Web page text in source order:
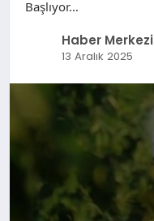
Başlıyor…
Haber Merkezi
13 Aralık 2025